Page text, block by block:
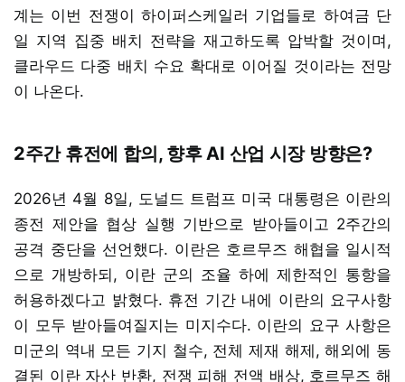
계는 이번 전쟁이 하이퍼스케일러 기업들로 하여금 단
일 지역 집중 배치 전략을 재고하도록 압박할 것이며,
클라우드 다중 배치 수요 확대로 이어질 것이라는 전망
이 나온다.
2주간 휴전에 합의, 향후 AI 산업 시장 방향은?
2026년 4월 8일, 도널드 트럼프 미국 대통령은 이란의
종전 제안을 협상 실행 기반으로 받아들이고 2주간의
공격 중단을 선언했다. 이란은 호르무즈 해협을 일시적
으로 개방하되, 이란 군의 조율 하에 제한적인 통항을
허용하겠다고 밝혔다. 휴전 기간 내에 이란의 요구사항
이 모두 받아들여질지는 미지수다. 이란의 요구 사항은
미군의 역내 모든 기지 철수, 전체 제재 해제, 해외에 동
결된 이란 자산 반환, 전쟁 피해 전액 배상, 호르무즈 해